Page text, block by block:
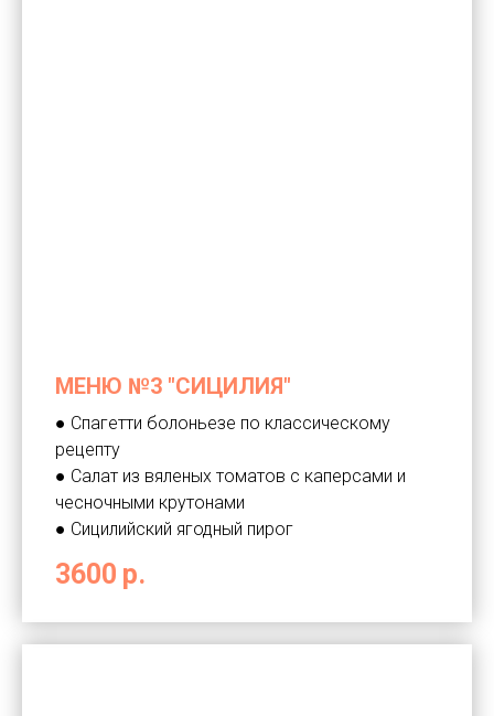
МЕНЮ №3 "СИЦИЛИЯ"
● Спагетти болоньезе по классическому
рецепту
● Салат из вяленых томатов с каперсами и
чесночными крутонами
● Сицилийский ягодный пирог
3600 р.